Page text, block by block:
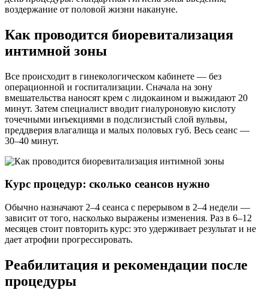
воздержание от половой жизни накануне.
Как проводится биоревитализация
интимной зоны
Все происходит в гинекологическом кабинете — без
операционной и госпитализации. Сначала на зону
вмешательства наносят крем с лидокаином и выжидают 20
минут. Затем специалист вводит гиалуроновую кислоту
точечными инъекциями в подслизистый слой вульвы,
преддверия влагалища и малых половых губ. Весь сеанс —
30–40 минут.
Курс процедур: сколько сеансов нужно
Обычно назначают 2–4 сеанса с перерывом в 2–4 недели —
зависит от того, насколько выражены изменения. Раз в 6–12
месяцев стоит повторить курс: это удерживает результат и не
дает атрофии прогрессировать.
Реабилитация и рекомендации после
процедуры